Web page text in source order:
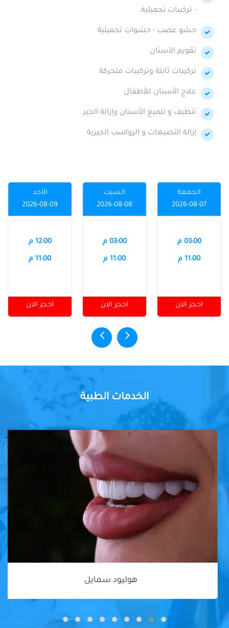
- تركيبات تجميلية.
حشو عصب - حشوات تجميلية
تقويم الأسنان
تركيبات ثابتة وتركيبات متحركة
علاج الأسنان للأطفال
تنظيف و تلميع الأسنان وإزالة الجير
إزالة التصبغات و الرواسب الجيرية
الجمعة
2026-08-07
03:00 م
11:00 م
احجز الان
السبت
2026-08-08
03:00 م
11:00 م
احجز الان
الأحد
2026-08-09
12:00 م
11:00 م
احجز الان
الخدمات الطبية
هوليود سمايل